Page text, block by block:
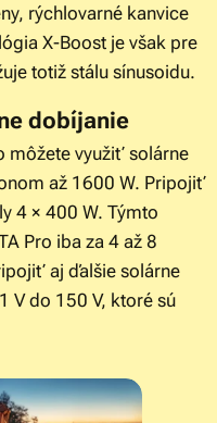
rýchlovarné kanvice
X-Boost je však pre
totiž stálu sínusoidu.
dobíjanie
môžete využiť solárne
až 1600 W. Pripojiť
4 × 400 W. Týmto
Pro iba za 4 až 8
aj ďalšie solárne
V do 150 V, ktoré sú